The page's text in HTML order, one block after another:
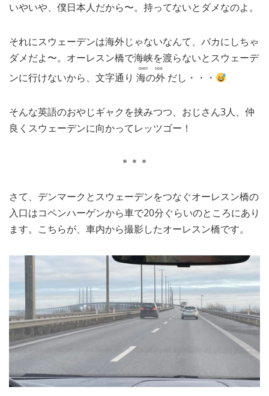
いやいや、僕日本人だから〜。持ってないとダメなのよ。
それにスウェーデンは海外じゃないなんて、バカにしちゃ
ダメだよ〜。オーレスン橋で海峡を渡らないとスウェーデ
ンに行けないから、文字通り 海の外
over sea
だし・・・
そんな英語のおやじギャクを挟みつつ、おじさん3人、仲
良くスウェーデンに向かってレッツゴー！
＊＊＊
さて、デンマークとスウェーデンをつなぐオーレスン橋の
入口はコペンハーゲンから車で20分ぐらいのところにあり
ます。こちらが、車内から撮影したオーレスン橋です。